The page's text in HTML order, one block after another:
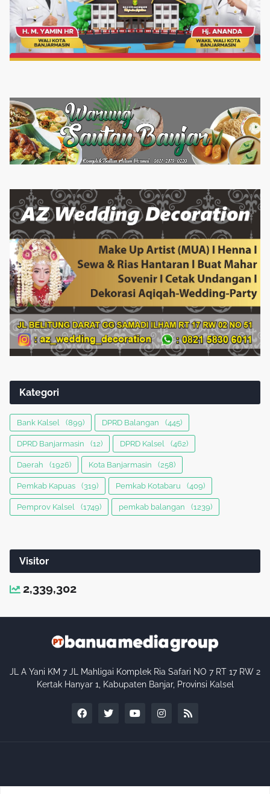
Kategori
Bank Kalsel (899) DPRD Balangan (445)
DPRD Banjarmasin (12) DPRD Kalsel (462)
Daerah (1926) Kota Banjarmasin (258)
Pemkab Kapuas (319) Pemkab Kotabaru (409)
Pemprov Kalsel (1749) pemkab balangan (1239)
Visitor
2,339,302
JL A Yani KM 7 JL Mahligai Komplek Ria Safari NO 7 RT 17 RW 2
Kertak Hanyar 1, Kabupaten Banjar, Provinsi Kalsel